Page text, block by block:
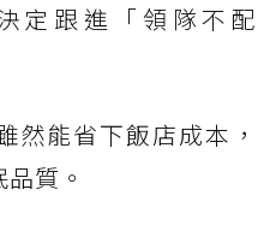
定跟進「領隊不配
然能省下飯店成本，
質。